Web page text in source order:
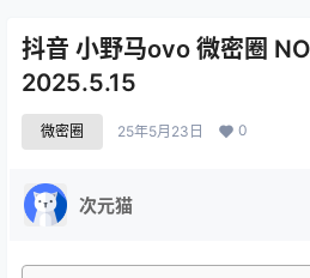
抖音 小野马ovo 微密圈
2025.5.15
微密圈 25年5月23日 0
次元猫